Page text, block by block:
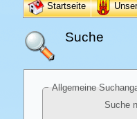
Startseite
Suche
Allgemeine
Suche